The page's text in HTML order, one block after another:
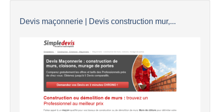
Devis maçonnerie | Devis construction mur,...